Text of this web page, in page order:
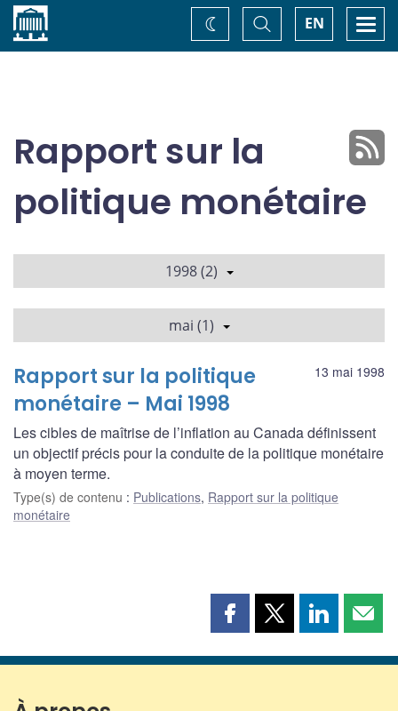
Accueil EN
Basculer
la
recherche
Changez
de
Rapport sur la
politique monétaire
1998 (2)
mai (1)
13 mai 1998
Rapport sur la politique
monétaire – Mai 1998
Les cibles de maîtrise de l’inflation au Canada définissent
un objectif précis pour la conduite de la politique monétaire
à moyen terme.
Type(s) de contenu : Publications, Rapport sur la politique
monétaire
Partager
page
Partager
page
Partager
page page